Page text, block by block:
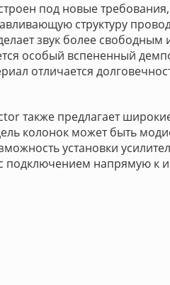
под новые
структуру
звук более
особый вспененный
отличается
также предлагает
колонок может быть
установки
подключением напрямую к